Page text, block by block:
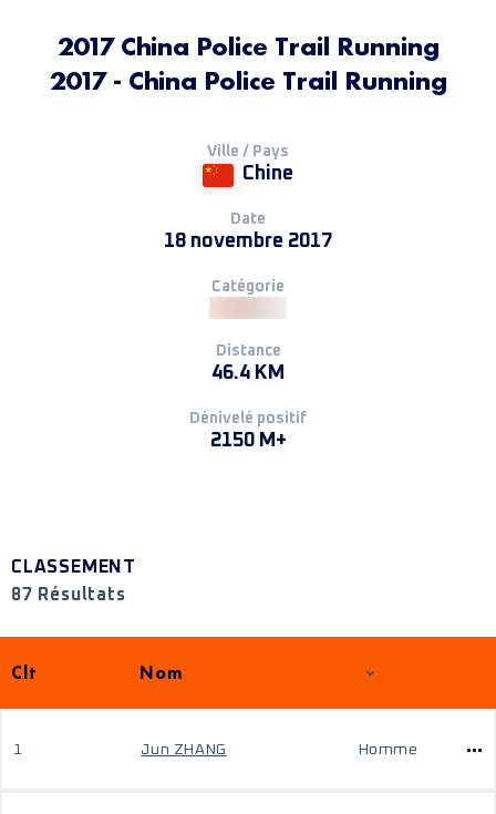
2017 China Police Trail Running
2017 - China Police Trail Running
Ville / Pays
Chine
Date
18 novembre 2017
Catégorie
Distance
46.4 KM
Dénivelé positif
2150 M+
CLASSEMENT
87 Résultats
Clt Nom
1 Jun ZHANG Homme